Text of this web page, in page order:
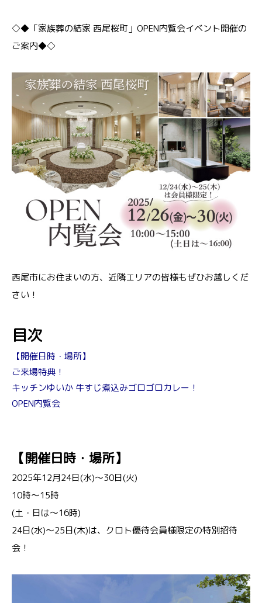
◇◆「家族葬の結家 西尾桜町」OPEN内覧会イベント開催の
ご案内◆◇
西尾市にお住まいの方、近隣エリアの皆様もぜひお越しくだ
さい！
目次
【開催日時・場所】
ご来場特典！
キッチンゆいか 牛すじ煮込みゴロゴロカレー！
OPEN内覧会
【開催日時・場所】
2025年12月24日(水)～30日(火)
10時～15時
(土・日は～16時)
24日(水)～25日(木)は、クロト優待会員様限定の特別招待
会！